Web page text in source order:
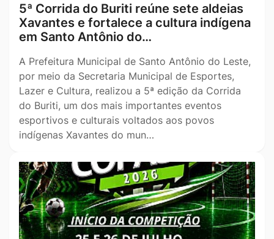
5ª Corrida do Buriti reúne sete aldeias
Xavantes e fortalece a cultura indígena
em Santo Antônio do…
A Prefeitura Municipal de Santo Antônio do Leste,
por meio da Secretaria Municipal de Esportes,
Lazer e Cultura, realizou a 5ª edição da Corrida
do Buriti, um dos mais importantes eventos
esportivos e culturais voltados aos povos
indígenas Xavantes do mun…